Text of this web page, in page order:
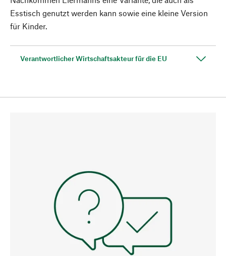
Esstisch genutzt werden kann sowie eine kleine Version
für Kinder.
Verantwortlicher Wirtschaftsakteur für die EU